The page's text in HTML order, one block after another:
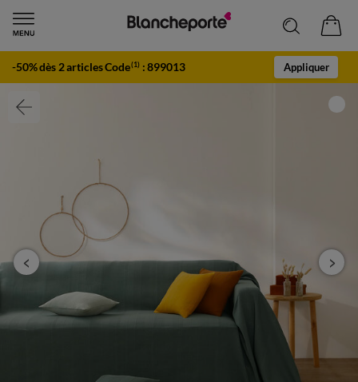
-50% dès 2 articles Code(1) :899013 Appliquer